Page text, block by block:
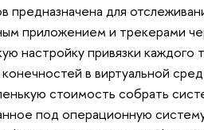
для
приложением и трекерами
настройку привязки каждого
в виртуальной
стоимость собрать
под операционную